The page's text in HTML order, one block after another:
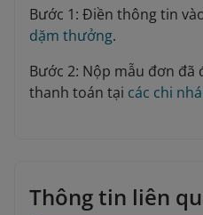
Bước 1: Điền thông tin
dặm thưởng.
Bước 2: Nộp mẫu đơn đã
thanh toán tại các chi
Thông tin liên